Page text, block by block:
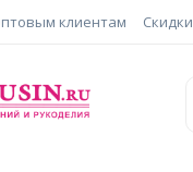
клиентам Скидки